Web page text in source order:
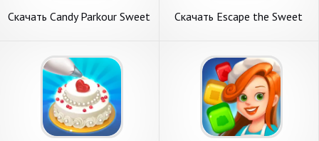
Скачать Candy Parkour Sweet
Скачать Escape the Sweet
Андроид